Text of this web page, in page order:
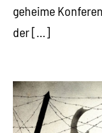
geheime
der […]